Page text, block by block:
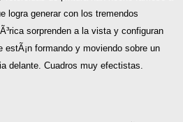
logra generar con los tremendos
sorprenden a la vista y configuran
formando y moviendo sobre un
delante. Cuadros muy efectistas.